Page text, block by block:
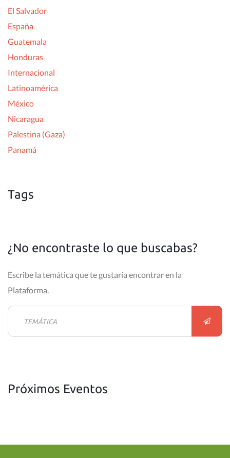
El Salvador
España
Guatemala
Honduras
Internacional
Latinoamérica
México
Nicaragua
Palestina (Gaza)
Panamá
Tags
¿No encontraste lo que buscabas?
Escribe la temática que te gustaría encontrar en la
Plataforma.
Próximos Eventos